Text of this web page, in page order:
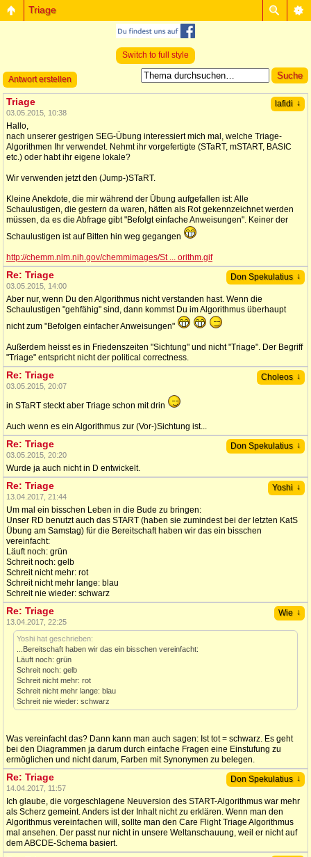
Triage
Switch to full style
Antwort erstellen
lafidi ↓
Triage
03.05.2015, 10:38
Hallo,
nach unserer gestrigen SEG-Übung interessiert mich mal, welche Triage-
Algorithmen Ihr verwendet. Nehmt ihr vorgefertigte (STaRT, mSTART, BASIC
etc.) oder habt ihr eigene lokale?
Wir verwenden jetzt den (Jump-)STaRT.
Kleine Anekdote, die mir während der Übung aufgefallen ist: Alle
Schaulustigen, die gestern da waren, hätten als Rot gekennzeichnet werden
müssen, da es die Abfrage gibt "Befolgt einfache Anweisungen". Keiner der
Schaulustigen ist auf Bitten hin weg gegangen
http://chemm.nlm.nih.gov/chemmimages/St ... orithm.gif
Don Spekulatius ↓
Re: Triage
03.05.2015, 14:00
Aber nur, wenn Du den Algorithmus nicht verstanden hast. Wenn die
Schaulustigen "gehfähig" sind, dann kommst Du im Algorithmus überhaupt
nicht zum "Befolgen einfacher Anweisungen"
Außerdem heisst es in Friedenszeiten "Sichtung" und nicht "Triage". Der Begriff
"Triage" entspricht nicht der political correctness.
Choleos ↓
Re: Triage
03.05.2015, 20:07
in STaRT steckt aber Triage schon mit drin
Auch wenn es ein Algorithmus zur (Vor-)Sichtung ist...
Don Spekulatius ↓
Re: Triage
03.05.2015, 20:20
Wurde ja auch nicht in D entwickelt.
Yoshi ↓
Re: Triage
13.04.2017, 21:44
Um mal ein bisschen Leben in die Bude zu bringen:
Unser RD benutzt auch das START (haben sie zumindest bei der letzten KatS
Übung am Samstag) für die Bereitschaft haben wir das ein bisschen
vereinfacht:
Läuft noch: grün
Schreit noch: gelb
Schreit nicht mehr: rot
Schreit nicht mehr lange: blau
Schreit nie wieder: schwarz
Wie ↓
Re: Triage
13.04.2017, 22:25
Yoshi hat geschrieben:
...Bereitschaft haben wir das ein bisschen vereinfacht:
Läuft noch: grün
Schreit noch: gelb
Schreit nicht mehr: rot
Schreit nicht mehr lange: blau
Schreit nie wieder: schwarz
Was vereinfacht das? Dann kann man auch sagen: Ist tot = schwarz. Es geht
bei den Diagrammen ja darum durch einfache Fragen eine Einstufung zu
ermöglichen und nicht darum, Farben mit Synonymen zu belegen.
Don Spekulatius ↓
Re: Triage
14.04.2017, 11:57
Ich glaube, die vorgeschlagene Neuversion des START-Algorithmus war mehr
als Scherz gemeint. Anders ist der Inhalt nicht zu erklären. Wenn man den
Algorithmus vereinfachen will, sollte man den Care Flight Triage Algorithmus
mal ansehen. Der passt nur nicht in unsere Weltanschauung, weil er nicht auf
dem ABCDE-Schema basiert.